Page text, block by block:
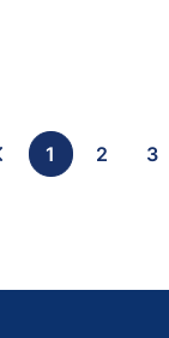
1 2 3